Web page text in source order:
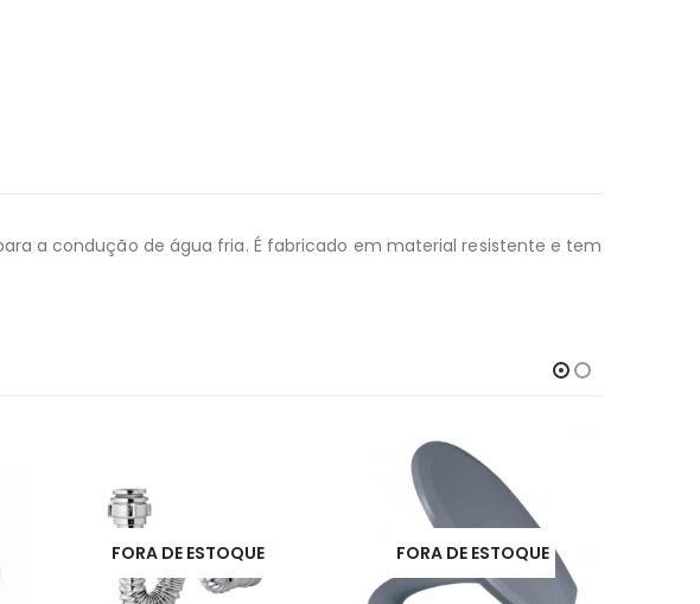
a condução de água fria. É fabricado em material resistente e tem
FORA DE ESTOQUE FORA DE ESTOQUE